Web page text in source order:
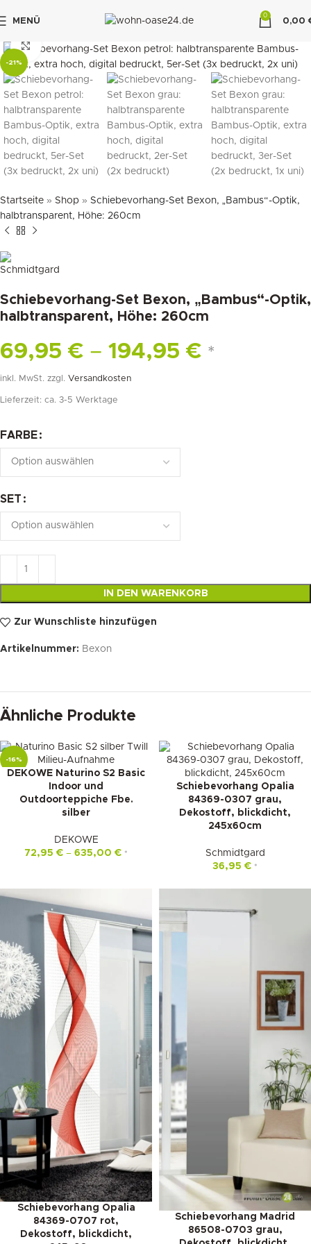
MENÜ
0
0,00
-21%
klicken um zu vergrößern
Startseite » Shop » Schiebevorhang-Set Bexon, „Bambus“-Optik,
halbtransparent, Höhe: 260cm
Schiebevorhang-Set Bexon, „Bambus“-Optik,
halbtransparent, Höhe: 260cm
69,95 € – 194,95 € *
inkl. MwSt. zzgl. Versandkosten
Lieferzeit: ca. 3-5 Werktage
FARBE
SET
IN DEN WARENKORB
Zur Wunschliste hinzufügen
Artikelnummer: Bexon
Ähnliche Produkte
-16%
DEKOWE Naturino S2 Basic
Indoor und
Outdoorteppiche Fbe.
silber
DEKOWE
72,95 € – 635,00 € *
Schiebevorhang Opalia
84369-0307 grau,
Dekostoff, blickdicht,
245x60cm
Schmidtgard
36,95 € *
Schiebevorhang Opalia
84369-0707 rot,
Dekostoff, blickdicht,
Schiebevorhang Madrid
86508-0703 grau,